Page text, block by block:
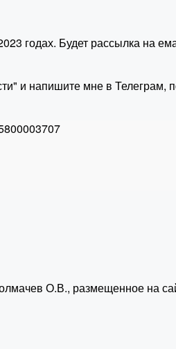
годах. Будет рассылка на
и напишите мне в Телеграм,
О.В., размещенное на